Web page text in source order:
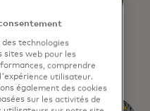
en
des technologies
sites web pour les
comprendre
utilisateur.
également des cookies
sur les activités de